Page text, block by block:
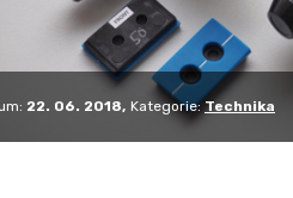
22. 06. 2018 Kategorie: Technika